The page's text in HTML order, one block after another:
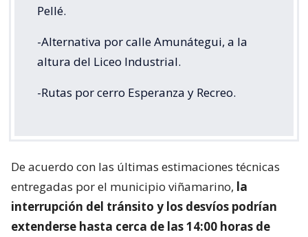
Pellé.
-Alternativa por calle Amunátegui, a la
altura del Liceo Industrial.
-Rutas por cerro Esperanza y Recreo.
De acuerdo con las últimas estimaciones técnicas
entregadas por el municipio viñamarino, la
interrupción del tránsito y los desvíos podrían
extenderse hasta cerca de las 14:00 horas de